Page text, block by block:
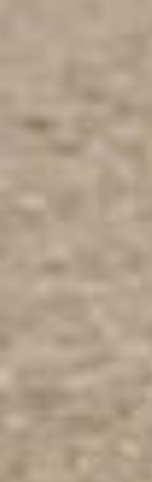
M.H.
Ibu Mamik Sri Asih